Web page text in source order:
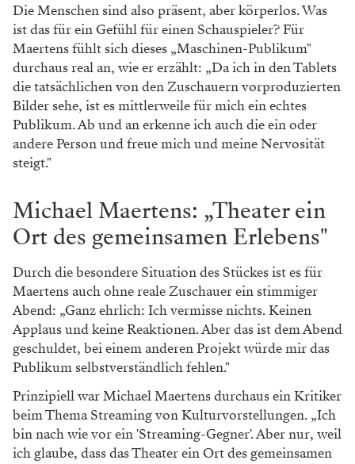
Die Menschen sind also präsent, aber körperlos. Was
ist das für ein Gefühl für einen Schauspieler? Für
Maertens fühlt sich dieses „Maschinen-Publikum"
durchaus real an, wie er erzählt: „Da ich in den Tablets
die tatsächlichen von den Zuschauern vorproduzierten
Bilder sehe, ist es mittlerweile für mich ein echtes
Publikum. Ab und an erkenne ich auch die ein oder
andere Person und freue mich und meine Nervosität
steigt."
Michael Maertens: „Theater ein
Ort des gemeinsamen Erlebens"
Durch die besondere Situation des Stückes ist es für
Maertens auch ohne reale Zuschauer ein stimmiger
Abend: „Ganz ehrlich: Ich vermisse nichts. Keinen
Applaus und keine Reaktionen. Aber das ist dem Abend
geschuldet, bei einem anderen Projekt würde mir das
Publikum selbstverständlich fehlen."
Prinzipiell war Michael Maertens durchaus ein Kritiker
beim Thema Streaming von Kulturvorstellungen. „Ich
bin nach wie vor ein 'Streaming-Gegner'. Aber nur, weil
ich glaube, dass das Theater ein Ort des gemeinsamen